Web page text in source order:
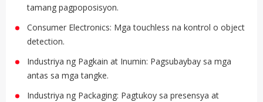
tamang pagpoposisyon.
Consumer Electronics: Mga touchless na kontrol o object
detection.
Industriya ng Pagkain at Inumin: Pagsubaybay sa mga
antas sa mga tangke.
Industriya ng Packaging: Pagtukoy sa presensya at